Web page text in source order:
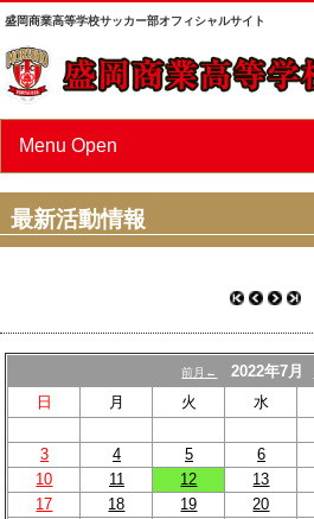
盛岡商業高等学校サッカー部オフィシャルサイト
Menu Open
ニュース
スケジュール
OBページ
あすなろ会（父母会）
リンク
最新活動情報
前月← 2022年7月
日 月 火 水
3
4 5 6
10
11 12 13
17
18 19 20